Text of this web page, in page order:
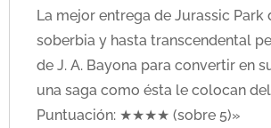
La mejor entrega de Jurassic Park
soberbia y hasta transcendental
de J. A. Bayona para convertir en
una saga como ésta le colocan
Puntuación: ★★★★ (sobre 5)»